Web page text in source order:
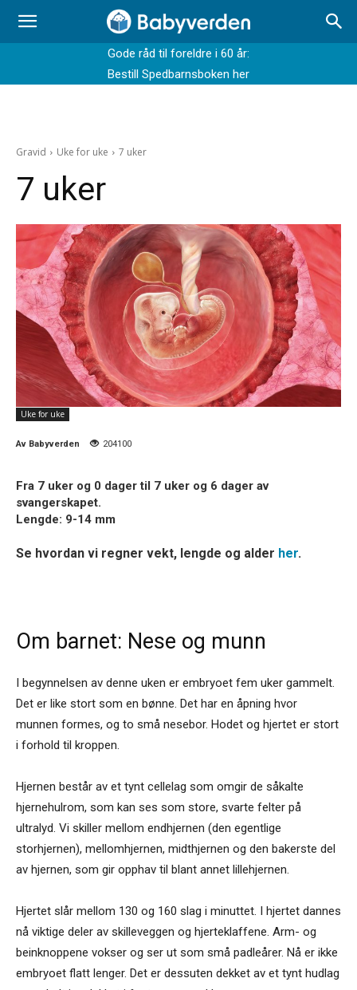
Gode råd til foreldre i 60 år:
Bestill Spedbarnsboken her
Gravid Uke for uke 7 uker
7 uker
Uke for uke
Av Babyverden 204100
Fra 7 uker og 0 dager til 7 uker og 6 dager av
svangerskapet.
Lengde: 9-14 mm
Se hvordan vi regner vekt, lengde og alder her.
Om barnet: Nese og munn
I begynnelsen av denne uken er embryoet fem uker gammelt.
Det er like stort som en bønne. Det har en åpning hvor
munnen formes, og to små nesebor. Hodet og hjertet er stort
i forhold til kroppen.
Hjernen består av et tynt cellelag som omgir de såkalte
hjernehulrom, som kan ses som store, svarte felter på
ultralyd. Vi skiller mellom endhjernen (den egentlige
storhjernen), mellomhjernen, midthjernen og den bakerste del
av hjernen, som gir opphav til blant annet lillehjernen.
Hjertet slår mellom 130 og 160 slag i minuttet. I hjertet dannes
nå viktige deler av skilleveggen og hjerteklaffene. Arm- og
beinknoppene vokser og ser ut som små padleårer. Nå er ikke
embryoet flatt lenger. Det er dessuten dekket av et tynt hudlag